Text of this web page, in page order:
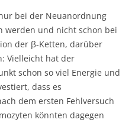
bei der Neuanordnung
werden und nicht schon bei
der β-Ketten, darüber
Vielleicht hat der
schon so viel Energie und
dass es
dem ersten Fehlversuch
könnten dagegen